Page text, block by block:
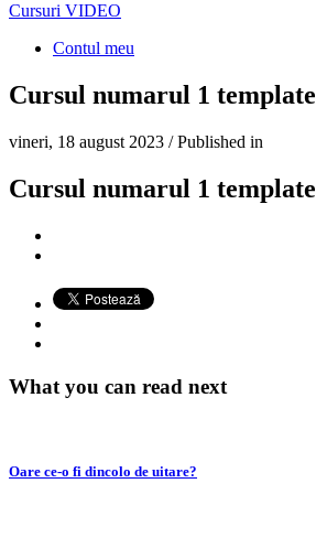
Cursuri VIDEO
Contul meu
Cursul numarul 1 template
vineri, 18 august 2023 /Published in
Cursul numarul 1 template
What you can read next
Oare ce-o fi dincolo de uitare?